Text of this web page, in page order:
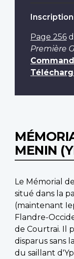
Page 256
Première
MENIN
Le Mémorial
situé dans la
(maintenant
Flandre-
de Courtrai. Il
disparus sans
du saillant